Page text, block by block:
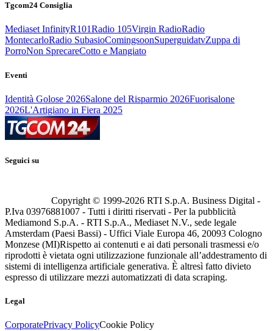
Tgcom24 Consiglia
Mediaset InfinityR101Radio 105Virgin RadioRadio
MontecarloRadio SubasioComingsoonSuperguidatvZuppa di
PorroNon SprecareCotto e Mangiato
Eventi
Identità Golose 2026Salone del Risparmio 2026Fuorisalone
2026L'Artigiano in Fiera 2025
Seguici su
Copyright © 1999-2026 RTI S.p.A. Business Digital -
P.Iva 03976881007 - Tutti i diritti riservati - Per la pubblicità
Mediamond S.p.A. - RTI S.p.A., Mediaset N.V., sede legale
Amsterdam (Paesi Bassi) - Uffici Viale Europa 46, 20093 Cologno
Monzese (MI)Rispetto ai contenuti e ai dati personali trasmessi e/o
riprodotti è vietata ogni utilizzazione funzionale all’addestramento di
sistemi di intelligenza artificiale generativa. È altresì fatto divieto
espresso di utilizzare mezzi automatizzati di data scraping.
Legal
CorporatePrivacy PolicyCookie Policy